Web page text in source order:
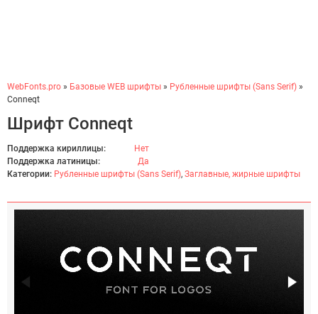
WebFonts.pro » Базовые WEB шрифты » Рубленные шрифты (Sans Serif) »
Conneqt
Шрифт Conneqt
Поддержка кириллицы:
Нет
Поддержка латиницы:
Да
Категории: Рубленные шрифты (Sans Serif), Заглавные, жирные шрифты